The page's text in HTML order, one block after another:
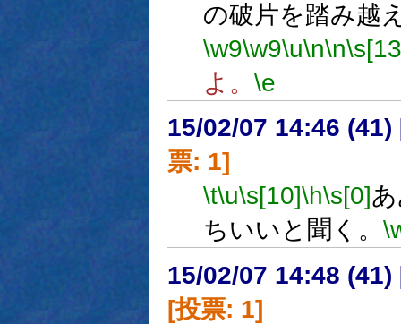
の破片を踏み越
\w9\w9\u\n\n
よ。 \e
15/02/07 14:46 (41)
票: 1]
\t\u\s[10]\h\s[0]
ちいいと聞く。
15/02/07 14:48 (41)
[投票: 1]